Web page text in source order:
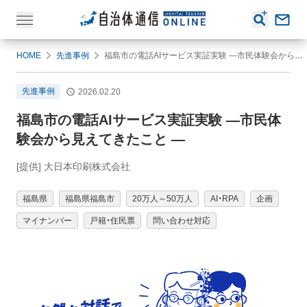
HOME 先進事例 福島市の電話AIサービス実証実験 ―市民体験会から見えてきたこと ―
先進事例 2026.02.20
福島市の電話AIサービス実証実験 ―市民体
験会から見えてきたこと ―
[提供] 大日本印刷株式会社
福島県 福島県福島市 20万人～50万人 AI・RPA 企画
マイナンバー 戸籍・住民票 問い合わせ対応